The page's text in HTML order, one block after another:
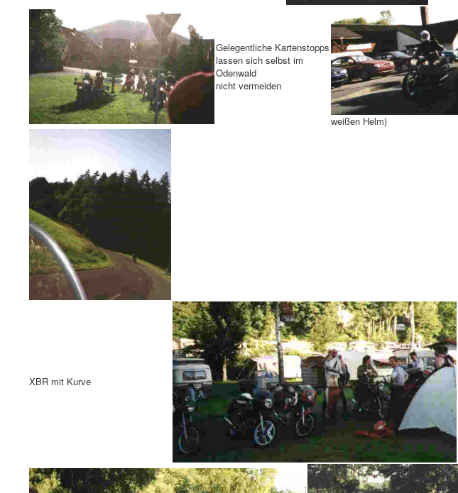
Gelegentliche Kartenstopps
lassen sich selbst im
Odenwald
nicht vermeiden
weißen Helm)
XBR mit Kurve